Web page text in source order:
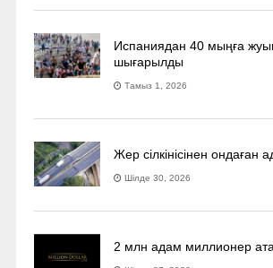
Испаниядан 40 мыңға
шығарылды
Тамыз 1, 2026
Жер сілкінісінен ондаған
Шілде 30, 2026
2 млн адам миллионер